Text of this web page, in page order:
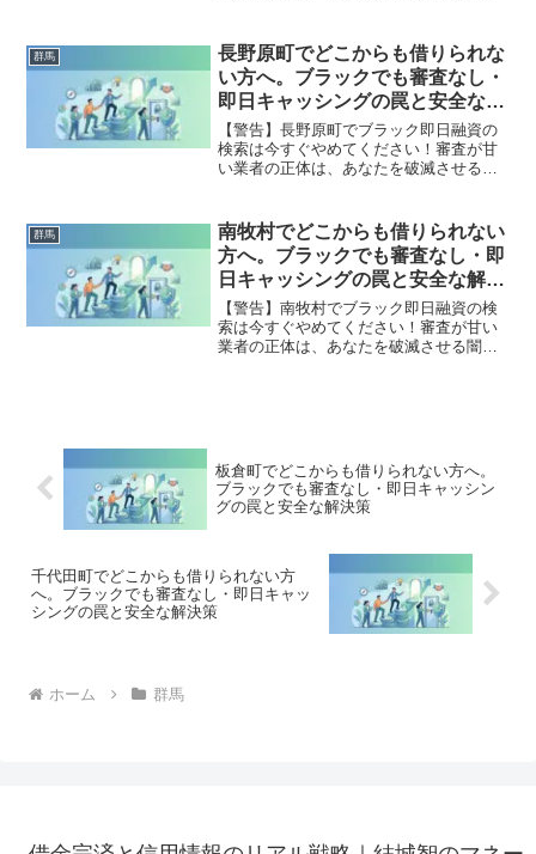
町で違法業者を避け、借金地獄から抜け
出した方々の実体験と確実な解決策を完
全公開。
群馬
長野原町でどこからも借りられな
い方へ。ブラックでも審査なし・
即日キャッシングの罠と安全な解
決策
【警告】長野原町でブラック即日融資の
検索は今すぐやめてください！審査が甘
い業者の正体は、あなたを破滅させる闇
長野原町で違法業者を避け、借金地獄か
ら抜け出した方々の実体験と確実な解決
策を完全公開。
群馬
南牧村でどこからも借りられない
方へ。ブラックでも審査なし・即
日キャッシングの罠と安全な解決
策
【警告】南牧村でブラック即日融資の検
索は今すぐやめてください！審査が甘い
業者の正体は、あなたを破滅させる闇金
板倉町でどこからも借りられない方へ。
ブラックでも審査なし・即日キャッシン
グの罠と安全な解決策
千代田町でどこからも借りられない方
へ。ブラックでも審査なし・即日キャッ
シングの罠と安全な解決策
ホーム 群馬